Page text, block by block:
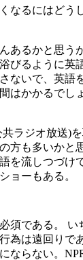
なるにはどう
あるかと思う
びるように英
ないで、英語
はかかるでし
ラジオ放送)
方も多いかと
を流しつづけ
ョーもある。
須である。 い
為は遠回りで
ならない。